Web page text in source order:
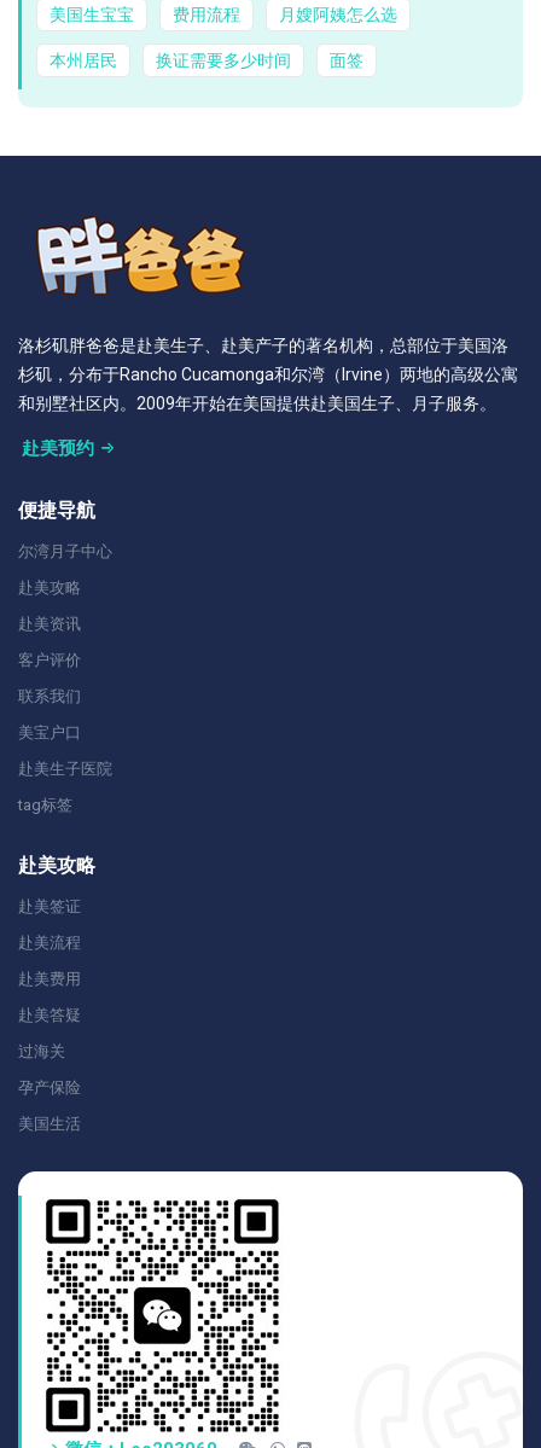
美国生宝宝 费用流程 月嫂阿姨怎么选
本州居民 换证需要多少时间 面签
洛杉矶胖爸爸是赴美生子、赴美产子的著名机构，总部位于美国洛
杉矶，分布于Rancho Cucamonga和尔湾（Irvine）两地的高级公寓
和别墅社区内。2009年开始在美国提供赴美国生子、月子服务。
赴美预约
便捷导航
尔湾月子中心
赴美攻略
赴美资讯
客户评价
联系我们
美宝户口
赴美生子医院
tag标签
赴美攻略
赴美签证
赴美流程
赴美费用
赴美答疑
过海关
孕产保险
美国生活